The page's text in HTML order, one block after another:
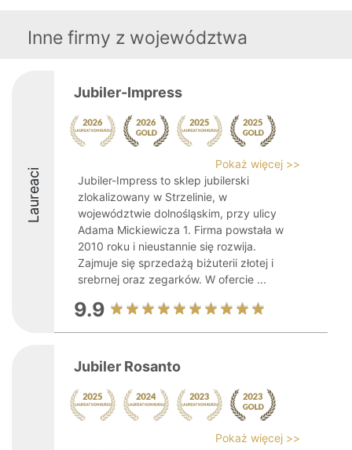
Inne firmy z województwa
Laureaci
Jubiler-Impress
Pokaż więcej >>
Jubiler-Impress to sklep jubilerski
zlokalizowany w Strzelinie, w
województwie dolnośląskim, przy ulicy
Adama Mickiewicza 1. Firma powstała w
2010 roku i nieustannie się rozwija.
Zajmuje się sprzedażą biżuterii złotej i
srebrnej oraz zegarków. W ofercie ...
9.9
Jubiler Rosanto
Pokaż więcej >>